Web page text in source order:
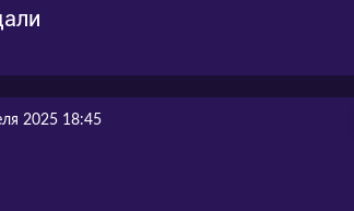
2025 18:45